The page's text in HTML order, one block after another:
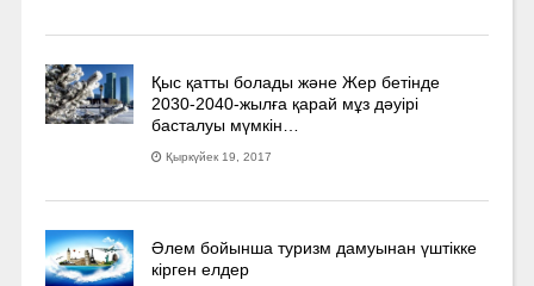
Қыс қатты болады және Жер бетінде
2030-2040­-жылға қарай мұз дәуірі
басталуы мүмкін…
Қыркүйек 19, 2017
Әлем бойынша туризм дамуынан үштікке
кірген елдер